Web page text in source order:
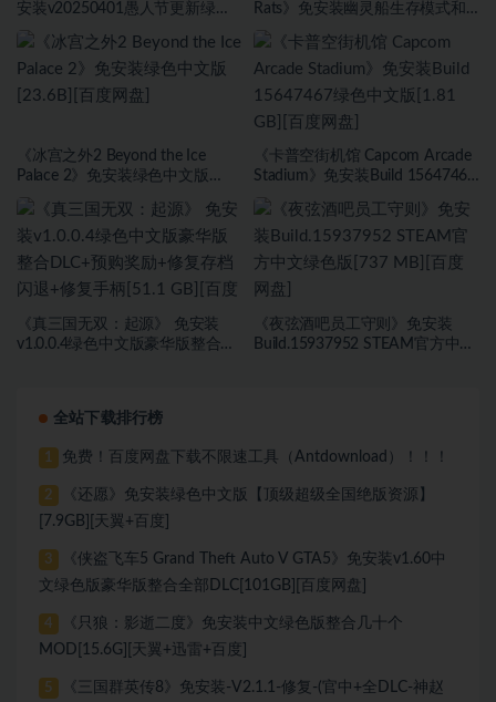
安装v20250401愚人节更新绿色
Rats》免安装幽灵船生存模式和
GB][百度网盘]
《冰宫之外2 Beyond the Ice
Palace 2》免安装绿色中文版
《卡普空街机馆 Capcom Arcade
Stadium》免安装Build 15647467
《真三国无双：起源》 免安装
v1.0.0.4绿色中文版豪华版整合
《夜弦酒吧员工守则》免安装
Build.15937952 STEAM官方中文
全站下载排行榜
1 免费！百度网盘下载不限速工具（Antdownload）！！！
2
《还愿》免安装绿色中文版【顶级超级全国绝版资源】
[7.9GB][天翼+百度]
3
《侠盗飞车5 Grand Theft Auto V GTA5》免安装v1.60中
文绿色版豪华版整合全部DLC[101GB][百度网盘]
4
《只狼：影逝二度》免安装中文绿色版整合几十个
MOD[15.6G][天翼+迅雷+百度]
5
《三国群英传8》免安装-V2.1.1-修复-(官中+全DLC-神赵